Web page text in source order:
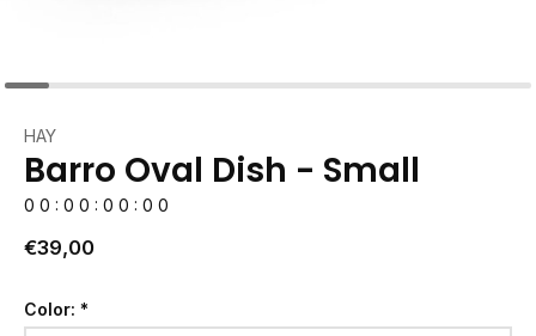
HAY
Barro Oval Dish - Small
0 0 : 0 0 : 0 0 : 0 0
€39,00
Color: *